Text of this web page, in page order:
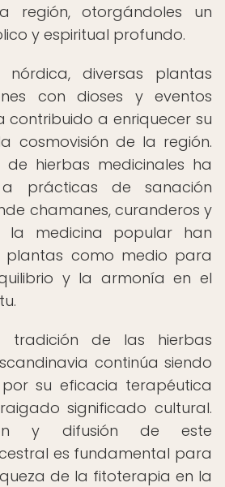
región, otorgándoles un
y espiritual profundo.
diversas plantas
con dioses y eventos
contribuido a enriquecer su
cosmovisión de la región.
de hierbas medicinales ha
prácticas de sanación
chamanes, curanderos y
la medicina popular han
plantas como medio para
y la armonía en el
de las hierbas
continúa siendo
su eficacia terapéutica
significado cultural.
y difusión de este
es fundamental para
de la fitoterapia en la